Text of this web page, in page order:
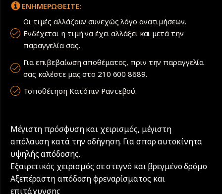
ΕΝΗΜΕΡΩΘΕΙΤΕ:
Οι τιμές αλλάζουν συνεχώς λόγο ανατιμήσεων.
Ενδέχεται η τιμή να έχει αλλάξει και μετά την
παραγγελία σας.
Για επιβεβαίωση αποθέματος, πριν την παραγγελία
σας καλέστε μας στο 210 600 8689.
Τοποθέτηση Κατόπιν Ραντεβού.
Μέγιστη πρόσφυση και χειρισμός, μέγιστη
απόλαυση κατά την οδήγηση. Για σπορ αυτοκίνητα
υψηλής απόδοσης.
Εξαιρετικός χειρισμός σε στεγνό και βρεγμένο δρόμο
Αξεπέραστη απόδοση φρεναρίσματος και
επιτάχυνσης